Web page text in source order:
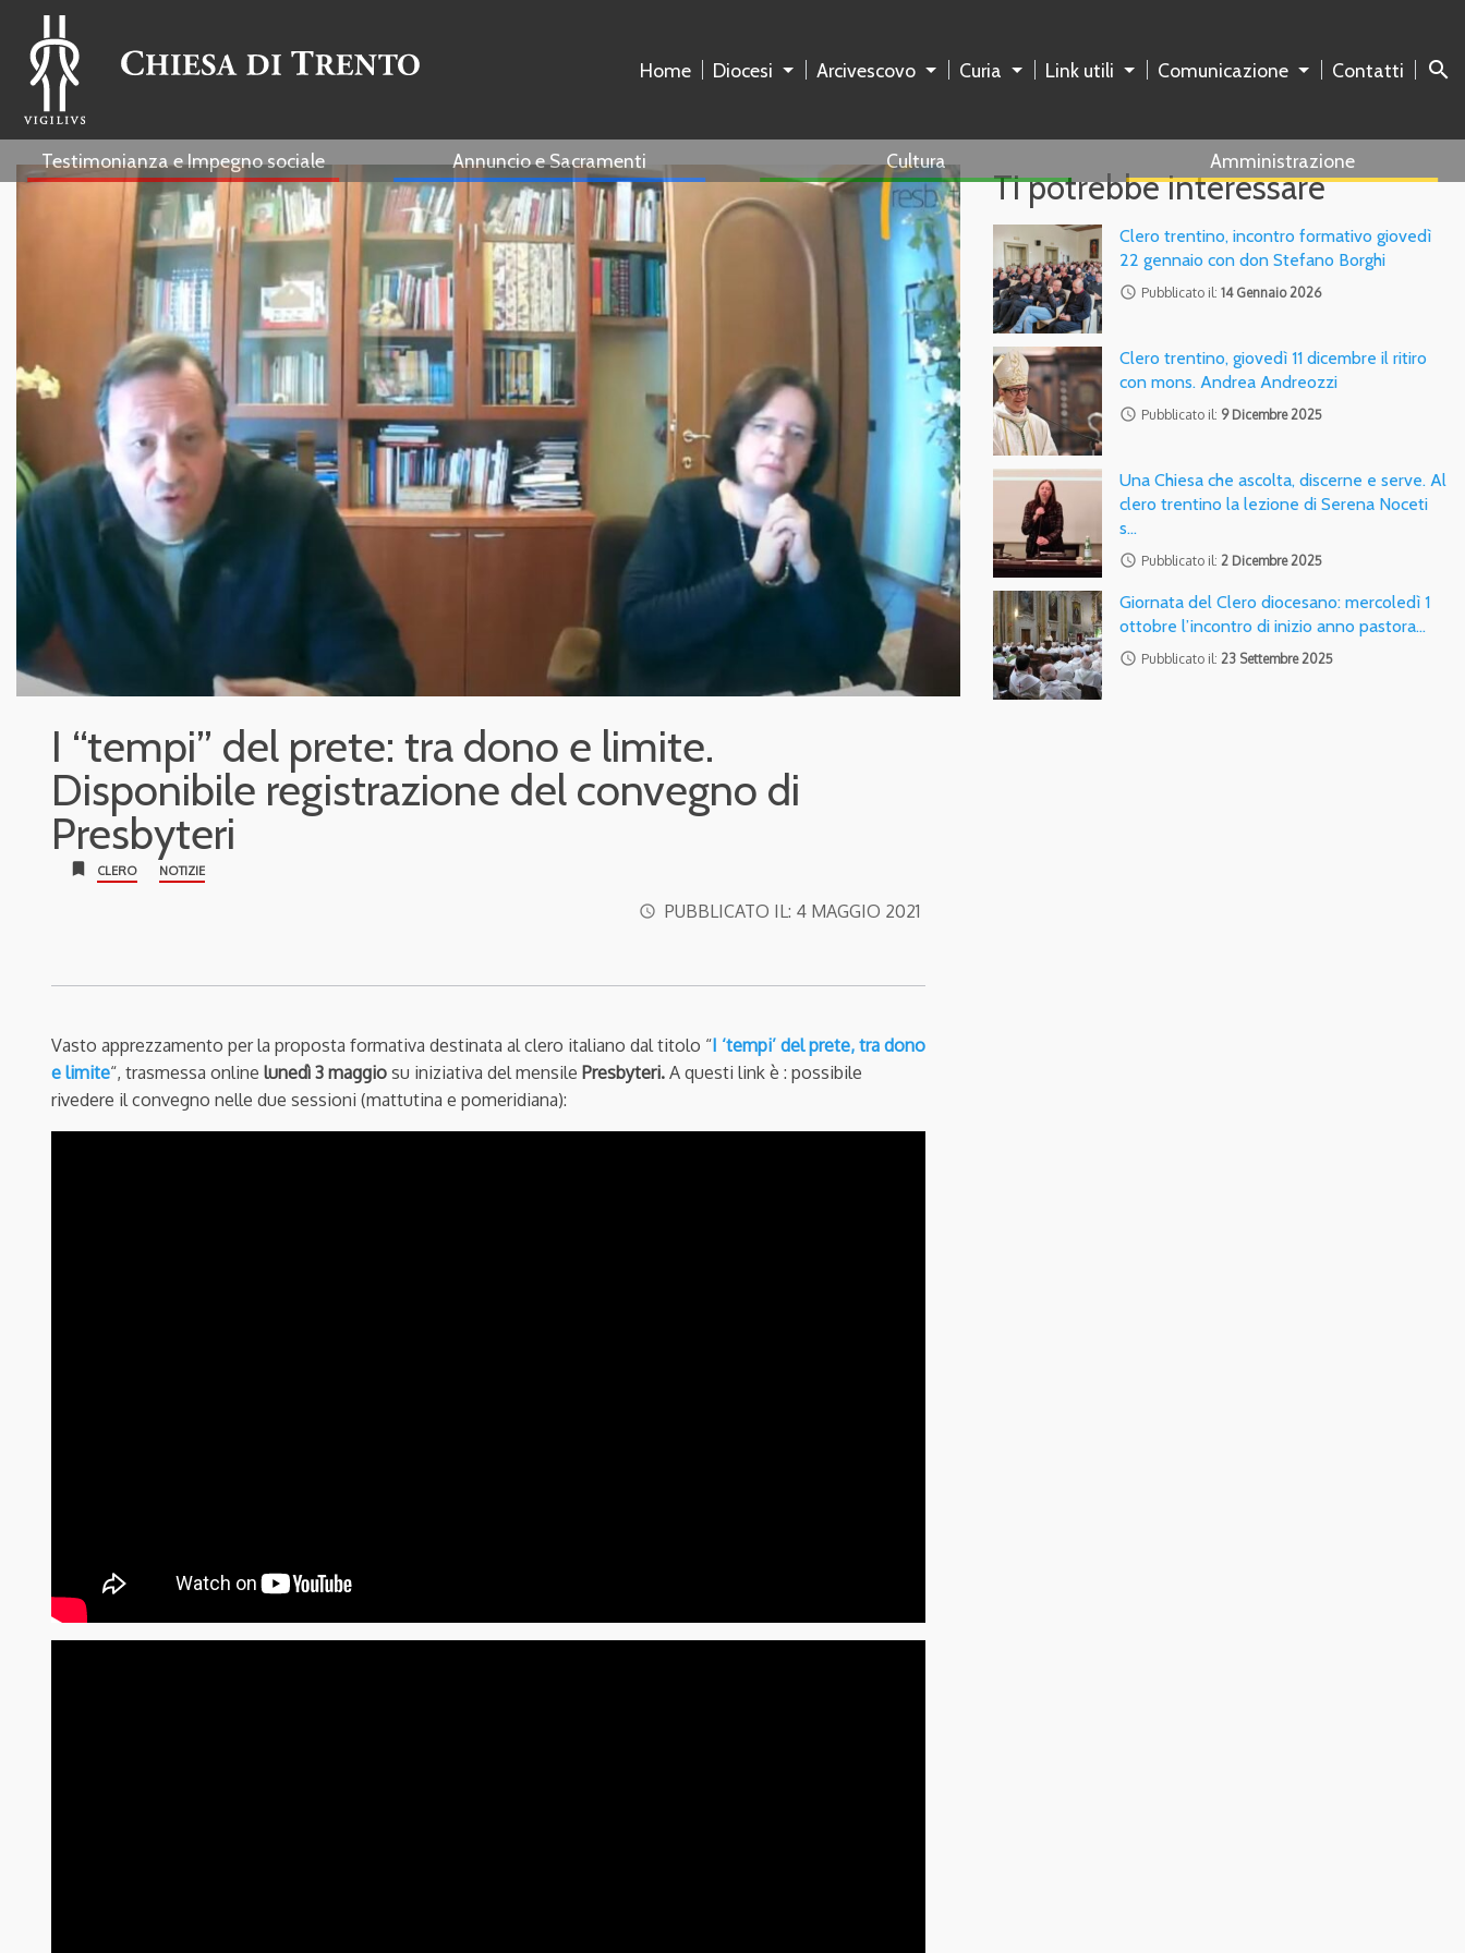
Home Diocesi Arcivescovo Curia Link utili Comunicazione Contatti search
Testimonianza e Impegno sociale Annuncio e Sacramenti Cultura Amministrazione
I “tempi” del prete: tra dono e limite.
Disponibile registrazione del convegno di
Presbyteri
bookmark CLERO NOTIZIE
access_time PUBBLICATO IL: 4 MAGGIO 2021
Vasto apprezzamento per la proposta formativa destinata al clero italiano dal titolo “I ‘tempi’ del prete, tra dono
e limite“, trasmessa online lunedì 3 maggio su iniziativa del mensile Presbyteri. A questi link è : possibile
rivedere il convegno nelle due sessioni (mattutina e pomeridiana):
Ti potrebbe interessare
Clero trentino, incontro formativo giovedì
22 gennaio con don Stefano Borghi
access_time Pubblicato il:14 Gennaio 2026
Clero trentino, giovedì 11 dicembre il ritiro
con mons. Andrea Andreozzi
access_time Pubblicato il: 9 Dicembre 2025
Una Chiesa che ascolta, discerne e serve. Al
clero trentino la lezione di Serena Noceti
s…
access_time Pubblicato il: 2 Dicembre 2025
Giornata del Clero diocesano: mercoledì 1
ottobre l’incontro di inizio anno pastora…
access_time Pubblicato il: 23 Settembre 2025